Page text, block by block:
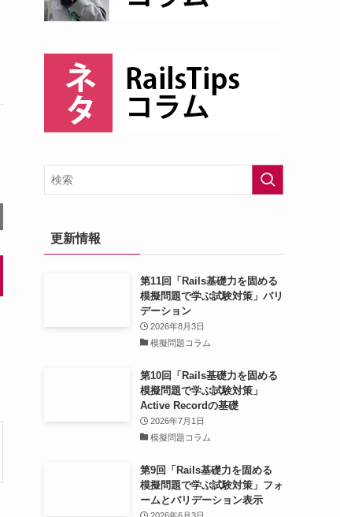
更新情報
第11回「Rails基礎力を固める
模擬問題で学ぶ試験対策」バリ
デーション
2026年8月3日
模擬問題コラム
第10回「Rails基礎力を固める
模擬問題で学ぶ試験対策」
Active Recordの基礎
2026年7月1日
模擬問題コラム
第9回「Rails基礎力を固める
模擬問題で学ぶ試験対策」フォ
ームとバリデーション表示